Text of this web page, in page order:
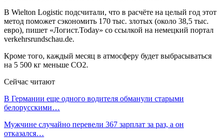
В Wielton Logistic подсчитали, что в расчёте на целый год этот
метод поможет сэкономить 170 тыс. злотых (около 38,5 тыс.
евро), пишет «Логист.Today» со ссылкой на немецкий портал
verkehrsrundschau.de.
Кроме того, каждый месяц в атмосферу будет выбрасываться
на 5 500 кг меньше CO2.
Сейчас читают
В Германии еще одного водителя обманули старыми
белорусскими…
Мужчине случайно перевели 367 зарплат за раз, а он
отказался…